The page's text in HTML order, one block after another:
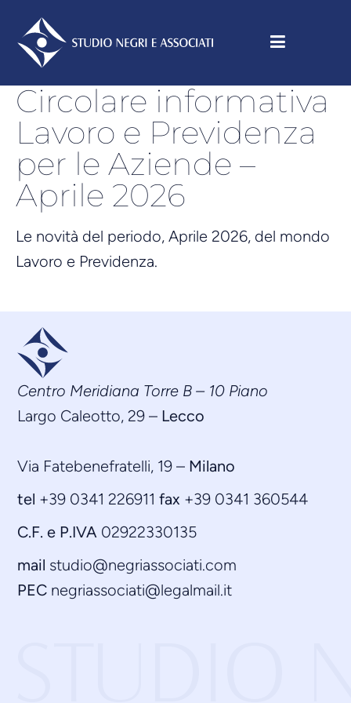
Circolare informativa
Lavoro e Previdenza
per le Aziende –
Aprile 2026
Le novità del periodo, Aprile 2026, del mondo
Lavoro e Previdenza.
Centro Meridiana Torre B – 10 Piano
Largo Caleotto, 29 – Lecco
Via Fatebenefratelli, 19 – Milano
tel +39 0341 226911 fax +39 0341 360544
C.F. e P.IVA 02922330135
mail studio@negriassociati.com
PEC negriassociati@legalmail.it